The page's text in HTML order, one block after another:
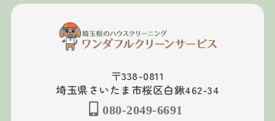
〒338-0811
埼玉県さいたま市桜区白鍬462-34
080-2049-6691